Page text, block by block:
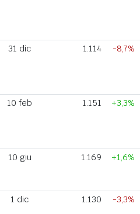
31 dic 1.114 -8,7%
10 feb 1.151 +3,3%
10 giu 1.169 +1,6%
1 dic 1.130 -3,3%